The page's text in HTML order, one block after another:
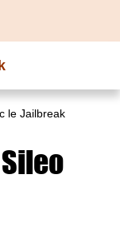
le Jailbreak